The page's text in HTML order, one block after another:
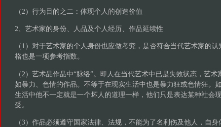
（2）行为目的之二：体现个人的创造价值
2、艺术家的身份、人品及个人经历、作品延续性
（1）对于艺术家的个人身份也应做考究，是否符合当代艺术家的
格也是一项参考指数。
（2）艺术品作品中“脉络”。即人在当代艺术中已是失效状态，艺
如暴力、色情的作品。不等于在现实生活中也是暴力狂或色情狂。
生活中他不一定就是一个坏人的道理一样，他们只是表达某种社会
受。
（3）作品必须遵守国家法律、法规，不能为了名利伤及他人，自